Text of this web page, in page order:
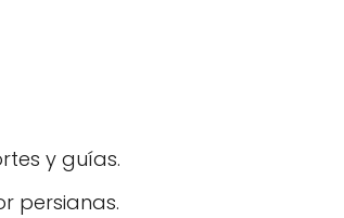
y guías.
persianas.